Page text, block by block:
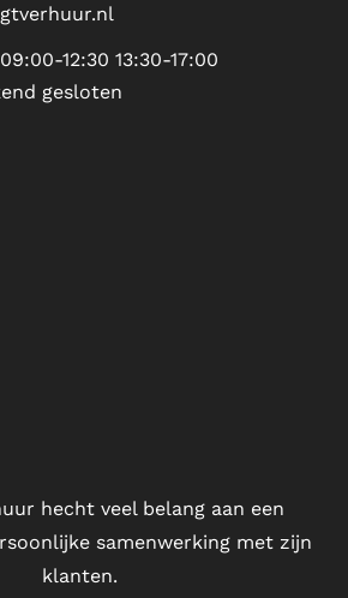
12:30 13:30-17:00
gesloten
hecht veel belang aan een
samenwerking met zijn
klanten.